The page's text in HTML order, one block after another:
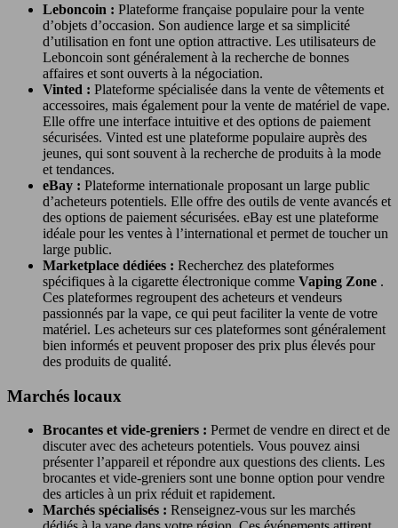
Leboncoin : Plateforme française populaire pour la vente
d’objets d’occasion. Son audience large et sa simplicité
d’utilisation en font une option attractive. Les utilisateurs de
Leboncoin sont généralement à la recherche de bonnes
affaires et sont ouverts à la négociation.
Vinted : Plateforme spécialisée dans la vente de vêtements et
accessoires, mais également pour la vente de matériel de vape.
Elle offre une interface intuitive et des options de paiement
sécurisées. Vinted est une plateforme populaire auprès des
jeunes, qui sont souvent à la recherche de produits à la mode
et tendances.
eBay : Plateforme internationale proposant un large public
d’acheteurs potentiels. Elle offre des outils de vente avancés et
des options de paiement sécurisées. eBay est une plateforme
idéale pour les ventes à l’international et permet de toucher un
large public.
Marketplace dédiées : Recherchez des plateformes
spécifiques à la cigarette électronique comme Vaping Zone .
Ces plateformes regroupent des acheteurs et vendeurs
passionnés par la vape, ce qui peut faciliter la vente de votre
matériel. Les acheteurs sur ces plateformes sont généralement
bien informés et peuvent proposer des prix plus élevés pour
des produits de qualité.
Marchés locaux
Brocantes et vide-greniers : Permet de vendre en direct et de
discuter avec des acheteurs potentiels. Vous pouvez ainsi
présenter l’appareil et répondre aux questions des clients. Les
brocantes et vide-greniers sont une bonne option pour vendre
des articles à un prix réduit et rapidement.
Marchés spécialisés : Renseignez-vous sur les marchés